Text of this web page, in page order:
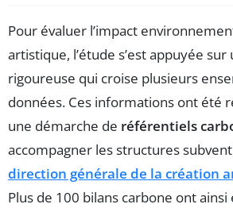
Pour évaluer l’impact
artistique, l’étude s’est appuyée
rigoureuse qui croise plusieurs
données. Ces informations ont été
une démarche de référentiels
accompagner les structures
direction générale de la création
Plus de 100 bilans carbone ont ainsi